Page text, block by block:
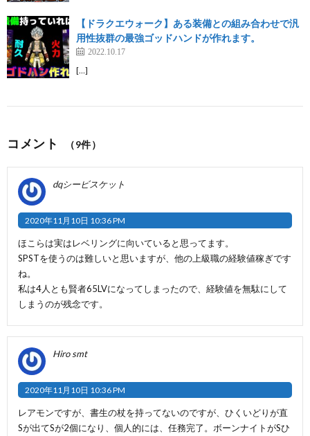
【ドラクエウォーク】ある装備との組み合わせで汎
用性抜群の最強ゴッドハンドが作れます。
2022.10.17
[…]
コメント （9件）
dqシービスケット
2020年11月10日 10:36 PM
ほこらは実はレベリングに向いていると思ってます。
SPSTを使うのは難しいと思いますが、他の上級職の経験値稼ぎです
ね。
私は4人とも賢者65LVになってしまったので、経験値を無駄にして
しまうのが残念です。
Hiro smt
2020年11月10日 10:36 PM
レアモンですが、書生の杖を持ってないのですが、ひくいどりが直
Sが出てSが2個になり、個人的には、任務完了。ボーンナイトがSひ